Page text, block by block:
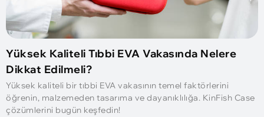
Yüksek Kaliteli Tıbbi EVA Vakasında Nelere
Dikkat Edilmeli?
Yüksek kaliteli bir tıbbi EVA vakasının temel faktörlerini
öğrenin, malzemeden tasarıma ve dayanıklılığa. KinFish Case
çözümlerini bugün keşfedin!